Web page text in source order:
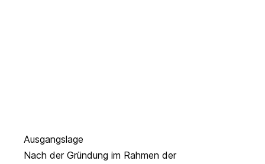
Ausgangslage
Nach der Gründung im Rahmen der